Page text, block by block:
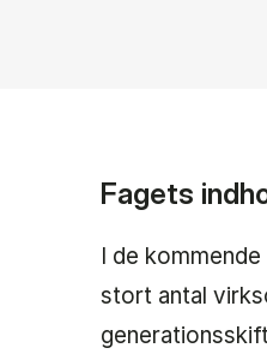
Fagets
I de
stort antal